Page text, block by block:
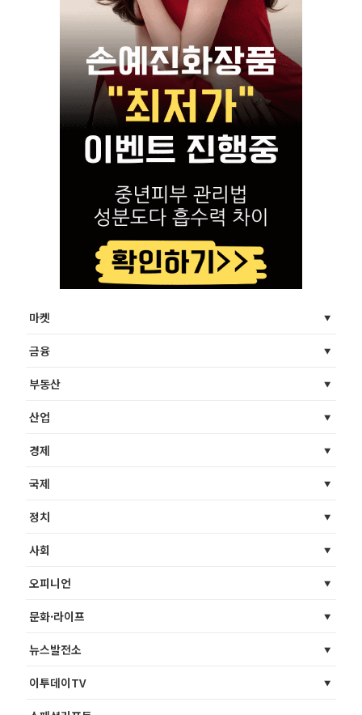
마켓
금융
부동산
산업
경제
국제
정치
사회
오피니언
문화·라이프
뉴스발전소
이투데이TV